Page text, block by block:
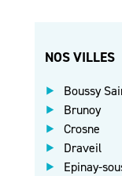
NOS VILLES
Boussy
Brunoy
Crosne
Draveil
Epinay-